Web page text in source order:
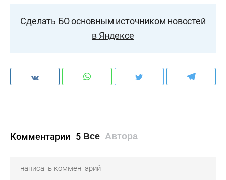
Сделать БО основным источником новостей
в Яндексе
Комментарии 5 Все Автора